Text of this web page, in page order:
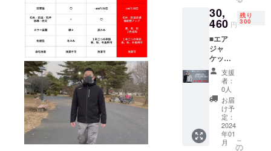
理解ご
了承を
いただ
いた
上、応
援くだ
さいま
すよ
う、よ
ろしく
お願い
申し上
げま
す。
黒、青
の３色
になり
ます。
※価格は
消費税
込みで
す。 ※
配送時
期：
2024年
1月予定
です。
支援購
入の性
30,
460 円
残り
300
■エア
ジャ
ケット
(ヒー
ター機
能な
し)×1着
［一般
販売予
定価格
46,800
円(税込)
支援
者：
0人
お届
け予
定：
2024
年01
月
こ
の